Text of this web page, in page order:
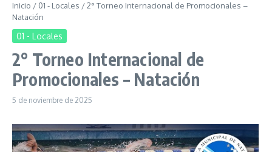
Inicio / 01 - Locales /2° Torneo Internacional de Promocionales –
Natación
01 - Locales
2° Torneo Internacional de
Promocionales – Natación
5 de noviembre de 2025